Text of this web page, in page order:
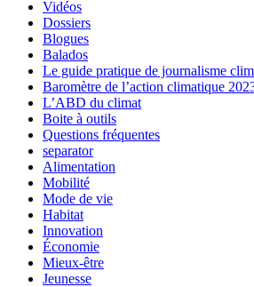
Vidéos
Dossiers
Blogues
Balados
Le guide pratique de journalisme
Baromètre de l’action climatique
L’ABD du climat
Boite à outils
Questions fréquentes
separator
Alimentation
Mobilité
Mode de vie
Habitat
Innovation
Économie
Mieux-être
Jeunesse